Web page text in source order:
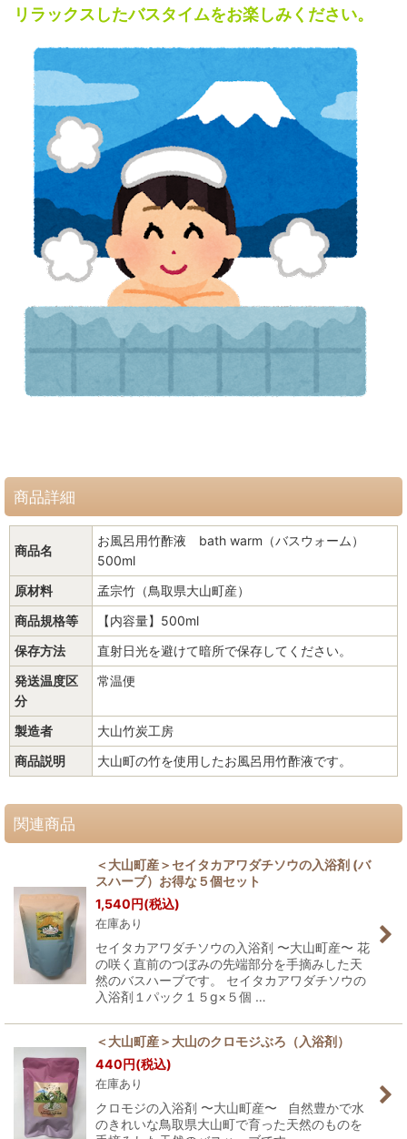
リラックスしたバスタイムをお楽しみください。
商品詳細
商品名
お風呂用竹酢液 bath warm（バスウォーム）
500ml
原材料
孟宗竹（鳥取県大山町産）
商品規格等
【内容量】500ml
保存方法
直射日光を避けて暗所で保存してください。
発送温度区
分
常温便
製造者
大山竹炭工房
商品説明
大山町の竹を使用したお風呂用竹酢液です。
関連商品
＜大山町産＞セイタカアワダチソウの入浴剤 (バ
スハーブ）お得な５個セット
1,540円(税込)
在庫あり
セイタカアワダチソウの入浴剤 〜大山町産〜 花
の咲く直前のつぼみの先端部分を手摘みした天
然のバスハーブです。 セイタカアワダチソウの
入浴剤１パック１５g×５個 …
＜大山町産＞大山のクロモジぶろ（入浴剤）
440円(税込)
在庫あり
クロモジの入浴剤 〜大山町産〜 自然豊かで水
のきれいな鳥取県大山町で育った天然のものを